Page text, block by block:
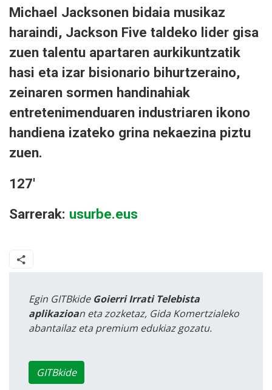
Michael Jacksonen bidaia musikaz
haraindi, Jackson Five taldeko lider gisa
zuen talentu apartaren aurkikuntzatik
hasi eta izar bisionario bihurtzeraino,
zeinaren sormen handinahiak
entretenimenduaren industriaren ikono
handiena izateko grina nekaezina piztu
zuen.
127'
Sarrerak: usurbe.eus
Egin GITBkide Goierri Irrati Telebista
aplikazioan eta zozketaz, Gida Komertzialeko
abantailaz eta premium edukiaz gozatu.
GITBkide